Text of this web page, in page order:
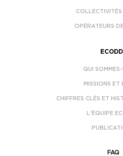
OPÉRATEURS
QUI
MISSIONS ET
CHIFFRES CLÉS ET
L’ÉQUIPE
FAQ